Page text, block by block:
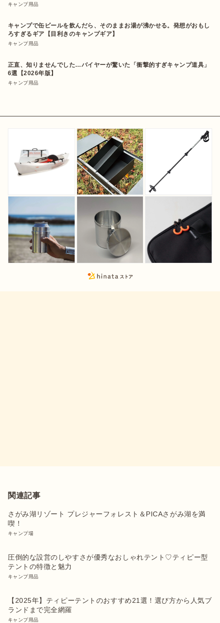
キャンプ用品
キャンプで缶ビールを飲んだら、そのままお湯が沸かせる。発想がおもし
ろすぎるギア【目利きのキャンプギア】
キャンプ用品
正直、知りませんでした…バイヤーが驚いた「衝撃的すぎキャンプ道具」
6選【2026年版】
キャンプ用品
関連記事
さがみ湖リゾート プレジャーフォレスト＆PICAさがみ湖を満
喫！
キャンプ場
圧倒的な設営のしやすさが優秀なおしゃれテント♡ティピー型
テントの特徴と魅力
キャンプ用品
【2025年】ティピーテントのおすすめ21選！選び方から人気ブ
ランドまで完全網羅
キャンプ用品